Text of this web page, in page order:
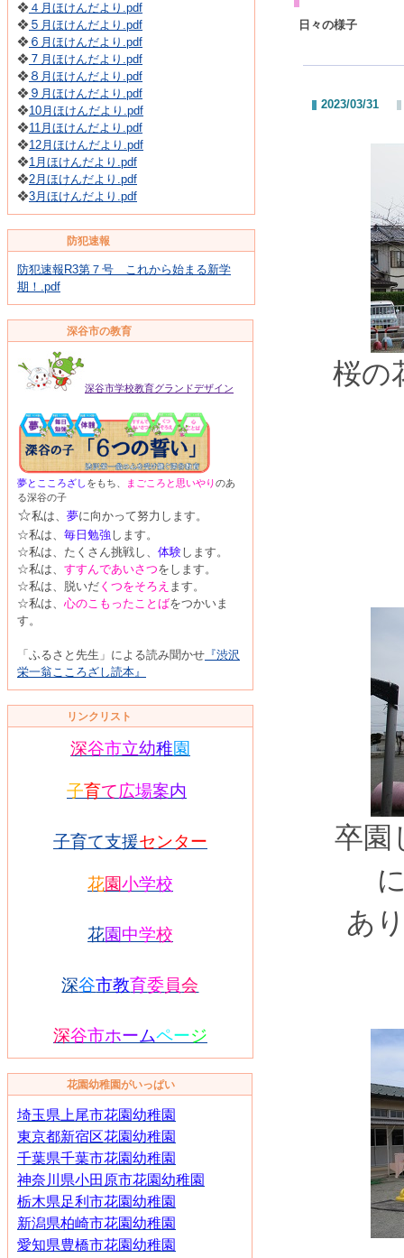
❖ ４月ほけんだより.pdf
❖ ５月ほけんだより.pdf
❖ ６月ほけんだより.pdf
❖ ７月ほけんだより.pdf
❖ ８月ほけんだより.pdf
❖ ９月ほけんだより.pdf
❖10月ほけんだより.pdf
❖11月ほけんだより.pdf
❖12月ほけんだより.pdf
❖1月ほけんだより.pdf
❖2月ほけんだより.pdf
❖3月ほけんだより.pdf
防犯速報
防犯速報R3第７号 これから始まる新学
期！.pdf
深谷市の教育
深谷市学校教育グランドデザイン
夢とこころざし をもち、 まごころと思いやりのあ
る深谷の子
☆私は、 夢に向かって努力します。
☆私は、 毎日勉強します。
☆私は、たくさん挑戦し、 体験します。
☆私は、 すすんであいさつをします。
☆私は、脱いだ くつをそろえ ます。
☆私は、 心のこもったことばをつかいま
す。
「ふるさと先生」による読み聞かせ 『渋沢
栄一翁こころざし読本』
リンクリスト
深谷市立幼稚園
子育て広場案内
子育て支援センター
花園小学校
花園中学校
深谷市教育委員会
深谷市ホームページ
花園幼稚園がいっぱい
埼玉県上尾市花園幼稚園
東京都新宿区花園幼稚園
千葉県千葉市花園幼稚園
神奈川県小田原市花園幼稚園
栃木県足利市花園幼稚園
新潟県柏崎市花園幼稚園
愛知県豊橋市花園幼稚園
日々の様子
2023/03/31
桜の
卒園
あ